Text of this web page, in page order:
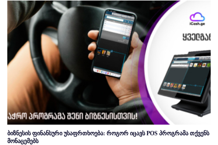
ბიზნესის ფინანსური უსაფრთხოება: როგორ იცავს POS პროგრამა თქვენს
მონაცემებს